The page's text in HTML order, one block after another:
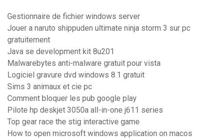
Gestionnaire de fichier windows server
Jouer a naruto shippuden ultimate ninja storm 3 sur pc
gratuitement
Java se development kit 8u201
Malwarebytes anti-malware gratuit pour vista
Logiciel gravure dvd windows 8.1 gratuit
Sims 3 animaux et cie pc
Comment bloquer les pub google play
Pilote hp deskjet 3050a all-in-one j611 series
Top gear race the stig interactive game
How to open microsoft windows application on macos